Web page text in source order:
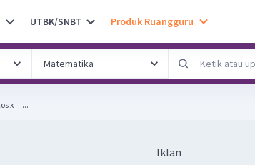
UTBK/SNBT Produk Ruangguru
x ​ = ...
Iklan